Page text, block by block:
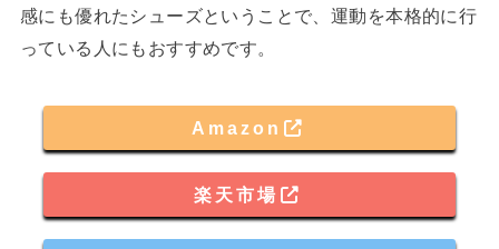
感にも優れたシューズということで、運動を本格的に行
っている人にもおすすめです。
Amazon
楽天市場